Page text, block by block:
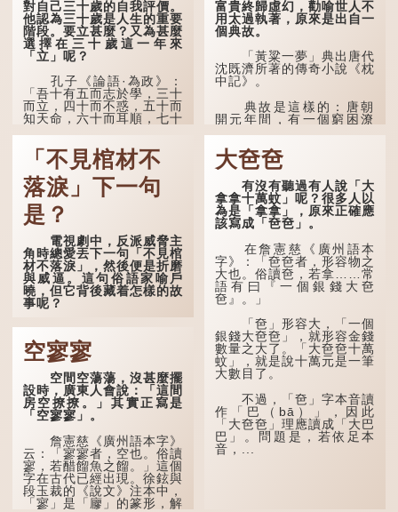
對自己三十歲的自我評價。
他認為三十歲是人生的重要
階段。要立甚麼？又為甚麼
選擇在三十歲這一年來
「立」呢？
孔子《論語·為政》：
「吾十有五而志於學，三十
而立，四十而不惑，五十而
知天命，六十而耳順，七十
在古代，男子一般於二
十歲進行冠禮，冠禮完成後
便是成人，但由於未達壯
年，所以又稱「弱冠」。
《禮記·曲禮》明確記載：
「人生十年曰幼，學；二十
曰弱，冠；三十曰壯，有
室。」這說明三十歲在...
富貴終歸虛幻，勸喻世人不
用太過執著，原來是出自一
個典故。
「黃粱一夢」典出唐代
沈既濟所著的傳奇小說《枕
中記》。
典故是這樣的：唐朝
開元年間，有一個窮困潦
息，碰巧遇到一位呂姓道
士，兩人暢談甚歡。
言談間，盧姓書生感慨
自己雖貴為讀書人，但一直
未能考取功名，仍然貧困，
感到十分落泊。於是，道士
拿出一個青瓷枕頭，讓...
「不見棺材不
落淚」下一句
是？
電視劇中，反派威脅主
角時總愛丟下一句「不見棺
材不落淚」，然後便是折磨
與威逼。這句俗語家喻戶
曉，但它背後藏着怎樣的故
事呢？
「不見棺材不落淚」的
原句，有說法是「不見棺材
不下淚」或「不見親棺不下
淚」，出自明朝蘭陵笑笑生
所著的《金瓶梅詞話》第九
十八回。原意是指人未親眼
見到親人棺木，便不會真正
感到悲傷；後來引申為比喻
敗，便不肯罷休。
許多人對這上半句耳熟
能詳，但它其實還有下半句
——「不到黃河心不死」...
空寥寥
空間空蕩蕩，沒甚麼擺
設時，廣東人會說：「這間
房空撩撩。」其實正寫是
「空寥寥」。
詹憲慈《廣州語本字》
云：「寥寥者，空也。俗讀
寥，若醋餾魚之餾。」這個
字在古代已經出現。徐鉉與
段玉裁的《說文》注本中，
「寥」是「廫」的篆形，解
大夿夿
有沒有聽過有人說「大
拿拿十萬蚊」呢？很多人以
為是「拿拿」，原來正確應
該寫成「夿夿」。
在詹憲慈《廣州語本
字》：「夿夿者，形容物之
大也。俗讀夿，若拿……常
語有曰『一個銀錢大夿
夿』。」
「夿」形容大，「一個
銀錢大夿夿」，就形容金錢
數量之大了。「大夿夿十萬
蚊」，就是說十萬元是一筆
大數目了。
不過，「夿」字本音讀
作「巴（bā）」，因此
「大夿夿」理應讀成「大巴
巴」。問題是，若依足本
音，...